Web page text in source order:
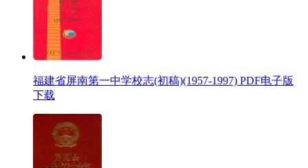
福建省屏南第一中学校志(初稿)(1957-1997) PDF电子版
下载